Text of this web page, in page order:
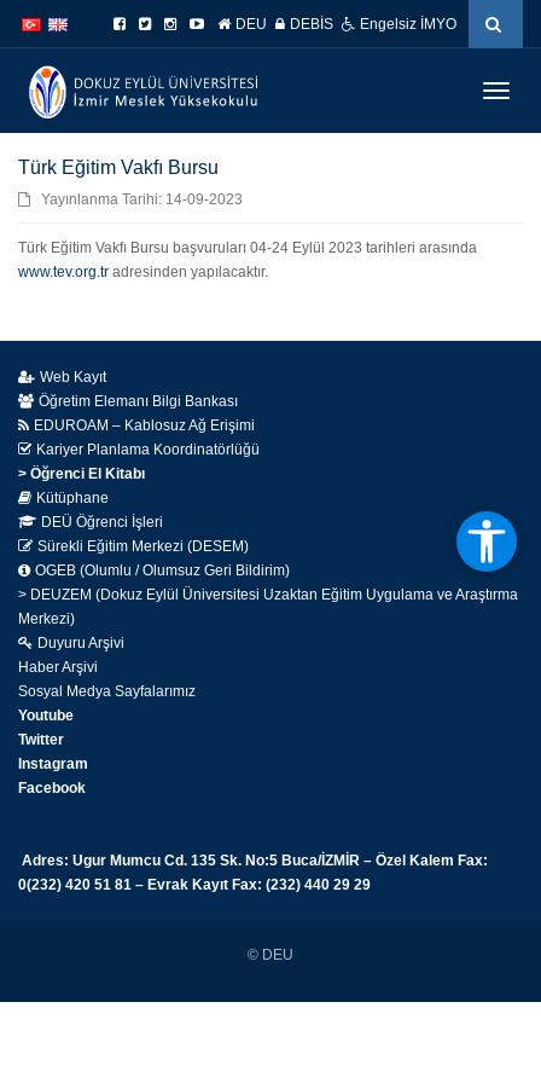
atla
atla
DEU DEBİS Engelsiz İMYO
Türk Eğitim Vakfı Bursu
Yayınlanma Tarihi: 14-09-2023
Türk Eğitim Vakfı Bursu başvuruları 04-24 Eylül 2023 tarihleri arasında
www.tev.org.tr adresinden yapılacaktır.
Web Kayıt
Öğretim Elemanı Bilgi Bankası
EDUROAM – Kablosuz Ağ Erişimi
Kariyer Planlama Koordinatörlüğü
> Öğrenci El Kitabı
Kütüphane
DEÜ Öğrenci İşleri
Sürekli Eğitim Merkezi (DESEM)
OGEB (Olumlu / Olumsuz Geri Bildirim)
> DEUZEM (Dokuz Eylül Üniversitesi Uzaktan Eğitim Uygulama ve Araştırma
Merkezi)
Duyuru Arşivi
Haber Arşivi
Sosyal Medya Sayfalarımız
Youtube
Twitter
Instagram
Facebook
Adres: Ugur Mumcu Cd. 135 Sk. No:5 Buca/İZMİR – Özel Kalem Fax:
0(232) 420 51 81 – Evrak Kayıt Fax: (232) 440 29 29
© DEU